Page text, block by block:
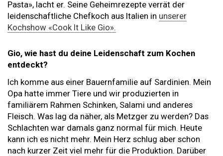
Pasta», lacht er. Seine Geheimrezepte verrät der
leidenschaftliche Chefkoch aus Italien in unserer
Kochshow «Cook It Like Gio».
Gio, wie hast du deine Leidenschaft zum Kochen
entdeckt?
Ich komme aus einer Bauernfamilie auf Sardinien. Mein
Opa hatte immer Tiere und wir produzierten in
familiärem Rahmen Schinken, Salami und anderes
Fleisch. Was lag da näher, als Metzger zu werden? Das
Schlachten war damals ganz normal für mich. Heute
kann ich es nicht mehr. Mein Herz schlug aber schon
nach kurzer Zeit viel mehr für die Produktion. Darüber